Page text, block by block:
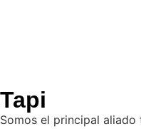
Tapi
Somos el principal